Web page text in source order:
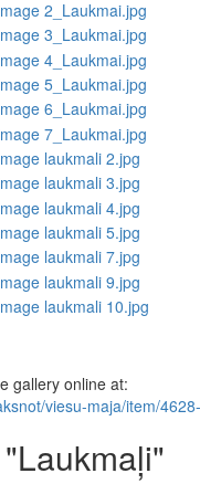
gallery online at:
viesu-maja/item/